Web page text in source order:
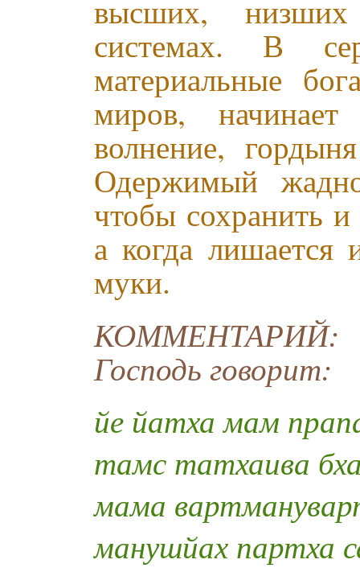
высших,
системах. В
материальные
миров, начинает
волнение,
Одержимый
чтобы сохранить
а когда лишается
муки.
КОММЕНТАРИЙ:
Господь говорит:
йе йатха мам
тамс татхаива
мама
манушйах партха